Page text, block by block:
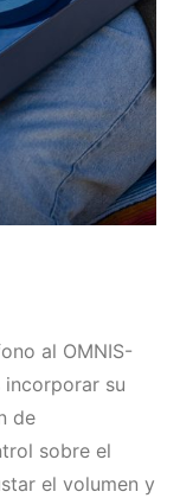
al OMNIS-
su
de
sobre el
el volumen y